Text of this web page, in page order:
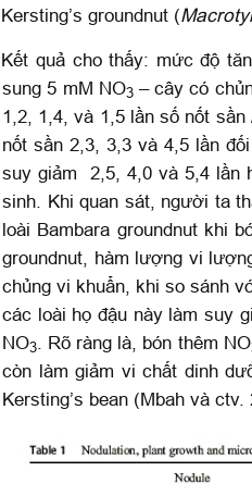
Kersting’s groundnut (
Kết quả cho thấy: mức độ
sung 5 mM NO3 – cây có
1,2, 1,4, và 1,5 lần số nốt
nốt sần 2,3, 3,3 và 4,5 lần
suy giảm 2,5, 4,0 và 5,4 lần
sinh. Khi quan sát, người ta
loài Bambara groundnut khi
groundnut, hàm lượng vi
chủng vi khuẩn, khi so sánh
các loài họ đậu này làm suy
NO3 . Rõ ràng là, bón thêm NO
còn làm giảm vi chất dinh
Kersting’s bean (Mbah và ctv.